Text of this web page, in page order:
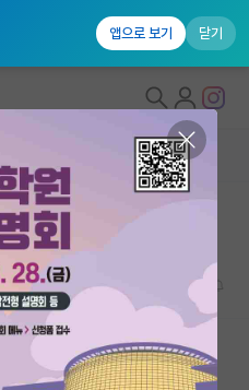
앱으로 보기 닫기